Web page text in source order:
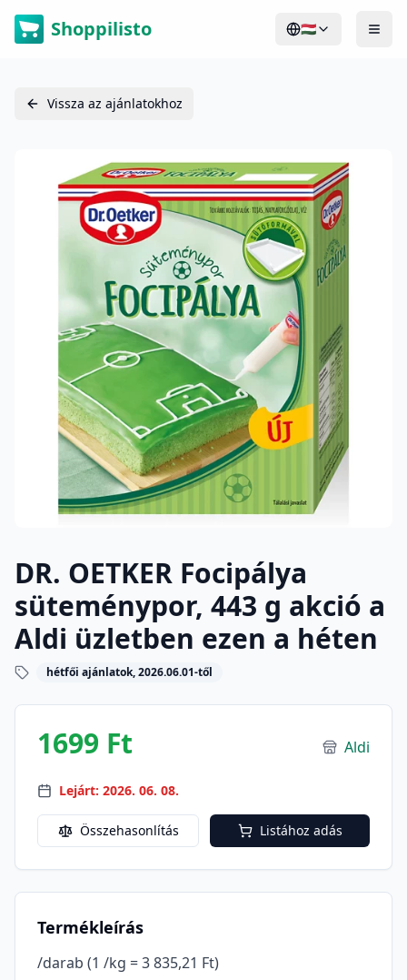
Shoppilisto 🇭🇺
Vissza az ajánlatokhoz
DR. OETKER Focipálya
süteménypor, 443 g akció a
Aldi üzletben ezen a héten
hétfői ajánlatok, 2026.06.01-től
1699 Ft Aldi
Lejárt: 2026. 06. 08.
Összehasonlítás Listához adás
Termékleírás
/darab (1 /kg = 3 835,21 Ft)